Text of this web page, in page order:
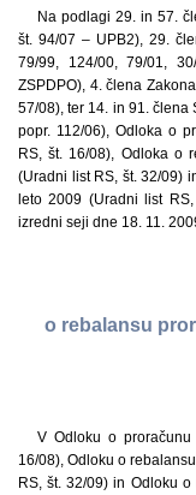
Na podlagi 29. in 57.
št. 94/07 – UPB2), 29.
79/99, 124/00, 79/01,
ZSPDPO), 4. člena
57/08), ter 14. in 91. člena
popr. 112/06), Odloka o
RS, št. 16/08), Odloka o
(Uradni list RS, št. 32/09)
leto 2009 (Uradni list
izredni seji dne 18. 11.
o rebalansu
V Odloku o
16/08), Odloku o
RS, št. 32/09) in Odloku